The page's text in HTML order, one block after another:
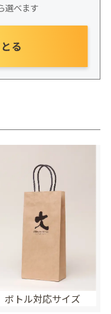
選べます
ボトル対応サイズ